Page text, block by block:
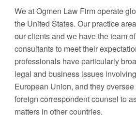
We at Ogmen Law Firm operate
the United States. Our practice
our clients and we have the team
consultants to meet their
professionals have particularly
legal and business issues
European Union, and they
foreign correspondent counsel to
matters in other countries.